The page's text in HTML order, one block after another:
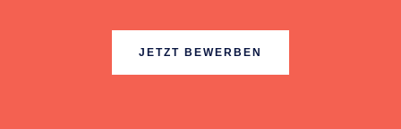
JETZT BEWERBEN